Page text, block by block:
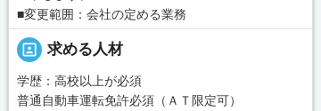
■変更範囲：会社の定める業務
portrait 求める人材
学歴：高校以上が必須
普通自動車運転免許必須（ＡＴ限定可）